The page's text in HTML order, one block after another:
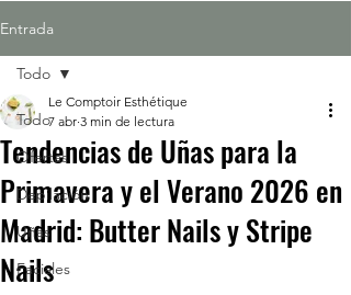
Entrada
Todo
Ofertas
Depilación
Uñas
Faciales
Todo
Tendencias de Uñas para la
Primavera y el Verano 2026 en
Madrid: Butter Nails y Stripe
Nails
Le Comptoir Esthétique
7 abr 3 min de lectura